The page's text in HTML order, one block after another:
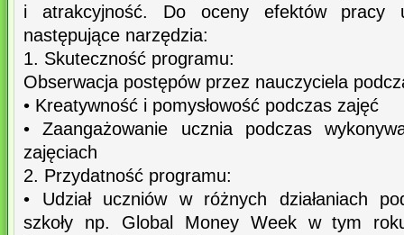
i atrakcyjność. Do oceny efektów pracy
następujące narzędzia:
1. Skuteczność programu:
Obserwacja postępów przez nauczyciela
• Kreatywność i pomysłowość podczas zajęć
• Zaangażowanie ucznia podczas
zajęciach
2. Przydatność programu:
• Udział uczniów w różnych działaniach
szkoły np. Global Money Week w tym